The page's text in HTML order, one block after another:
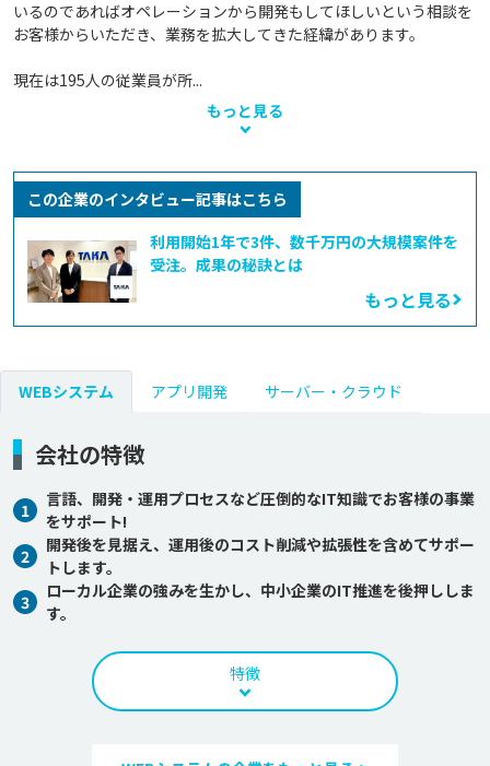
いるのであればオペレーションから開発もしてほしいという相談を
お客様からいただき、業務を拡大してきた経緯があります。
現在は195人の従業員が所...
もっと見る
この企業のインタビュー記事はこちら
利用開始1年で3件、数千万円の大規模案件を
受注。成果の秘訣とは
もっと見る
WEBシステム アプリ開発 サーバー・クラウド
会社の特徴
1
言語、開発・運用プロセスなど圧倒的なIT知識でお客様の事業
をサポート!
2
開発後を見据え、運用後のコスト削減や拡張性を含めてサポー
トします。
3
ローカル企業の強みを生かし、中小企業のIT推進を後押ししま
す。
特徴